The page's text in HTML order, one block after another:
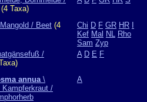
(4 Taxa)
/ Beet (4
Chi D F GR HR
Kef Mal NL Rho
Sam Zyp
/
A D E F
annua\
Kampferkraut /
A